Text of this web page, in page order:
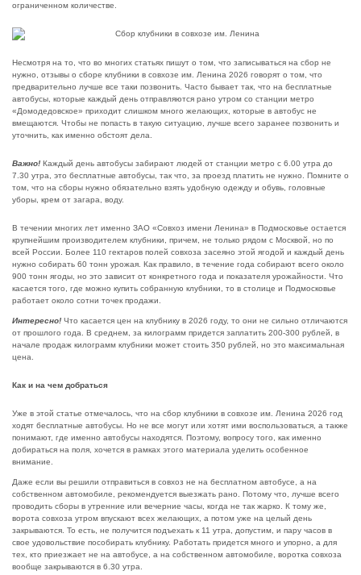
ограниченном количестве.
Несмотря на то, что во многих статьях пишут о том, что записываться на сбор не
нужно, отзывы о сборе клубники в совхозе им. Ленина 2026 говорят о том, что
предварительно лучше все таки позвонить. Часто бывает так, что на бесплатные
автобусы, которые каждый день отправляются рано утром со станции метро
«Домодедовское» приходит слишком много желающих, которые в автобус не
вмещаются. Чтобы не попасть в такую ситуацию, лучше всего заранее позвонить и
уточнить, как именно обстоят дела.
Важно! Каждый день автобусы забирают людей от станции метро с 6.00 утра до
7.30 утра, это бесплатные автобусы, так что, за проезд платить не нужно. Помните о
том, что на сборы нужно обязательно взять удобную одежду и обувь, головные
уборы, крем от загара, воду.
В течении многих лет именно ЗАО «Совхоз имени Ленина» в Подмосковье остается
крупнейшим производителем клубники, причем, не только рядом с Москвой, но по
всей России. Более 110 гектаров полей совхоза засеяно этой ягодой и каждый день
нужно собирать 60 тонн урожая. Как правило, в течение года собирают всего около
900 тонн ягоды, но это зависит от конкретного года и показателя урожайности. Что
касается того, где можно купить собранную клубники, то в столице и Подмосковье
работает около сотни точек продажи.
Интересно! Что касается цен на клубнику в 2026 году, то они не сильно отличаются
от прошлого года. В среднем, за килограмм придется заплатить 200-300 рублей, в
начале продаж килограмм клубники может стоить 350 рублей, но это максимальная
цена.
Как и на чем добраться
Уже в этой статье отмечалось, что на сбор клубники в совхозе им. Ленина 2026 год
ходят бесплатные автобусы. Но не все могут или хотят ими воспользоваться, а также
понимают, где именно автобусы находятся. Поэтому, вопросу того, как именно
добираться на поля, хочется в рамках этого материала уделить особенное
внимание.
Даже если вы решили отправиться в совхоз не на бесплатном автобусе, а на
собственном автомобиле, рекомендуется выезжать рано. Потому что, лучше всего
проводить сборы в утренние или вечерние часы, когда не так жарко. К тому же,
ворота совхоза утром впускают всех желающих, а потом уже на целый день
закрываются. То есть, не получится подъехать к 11 утра, допустим, и пару часов в
свое удовольствие пособирать клубнику. Работать придется много и упорно, а для
тех, кто приезжает не на автобусе, а на собственном автомобиле, воротка совхоза
вообще закрываются в 6.30 утра.